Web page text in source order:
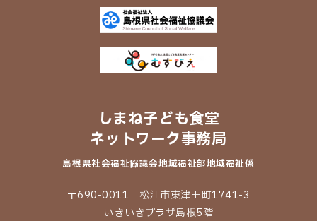
しまね子ども食堂
ネットワーク事務局
島根県社会福祉協議会地域福祉部地域福祉係
〒690-0011 松江市東津田町1741-3
いきいきプラザ島根5階